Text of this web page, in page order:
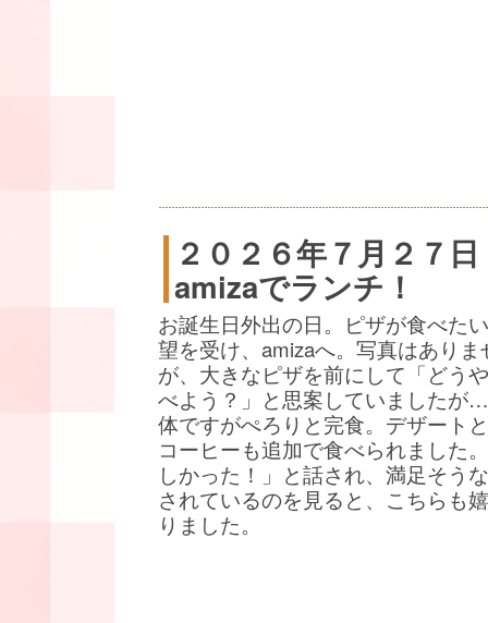
２０２６年７月２７日
amizaでランチ！
お誕生日外出の日。ピザが食べた
望を受け、amizaへ。写真はありま
が、大きなピザを前にして「どう
べよう？」と思案していましたが
体ですがぺろりと完食。デザート
コーヒーも追加で食べられました
しかった！」と話され、満足そう
されているのを見ると、こちらも
りました。